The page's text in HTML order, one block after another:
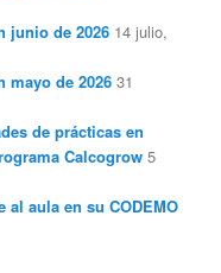
junio de 2026 14 julio,
mayo de 2026 31
de prácticas en
Calcogrow 5
aula en su CODEMO